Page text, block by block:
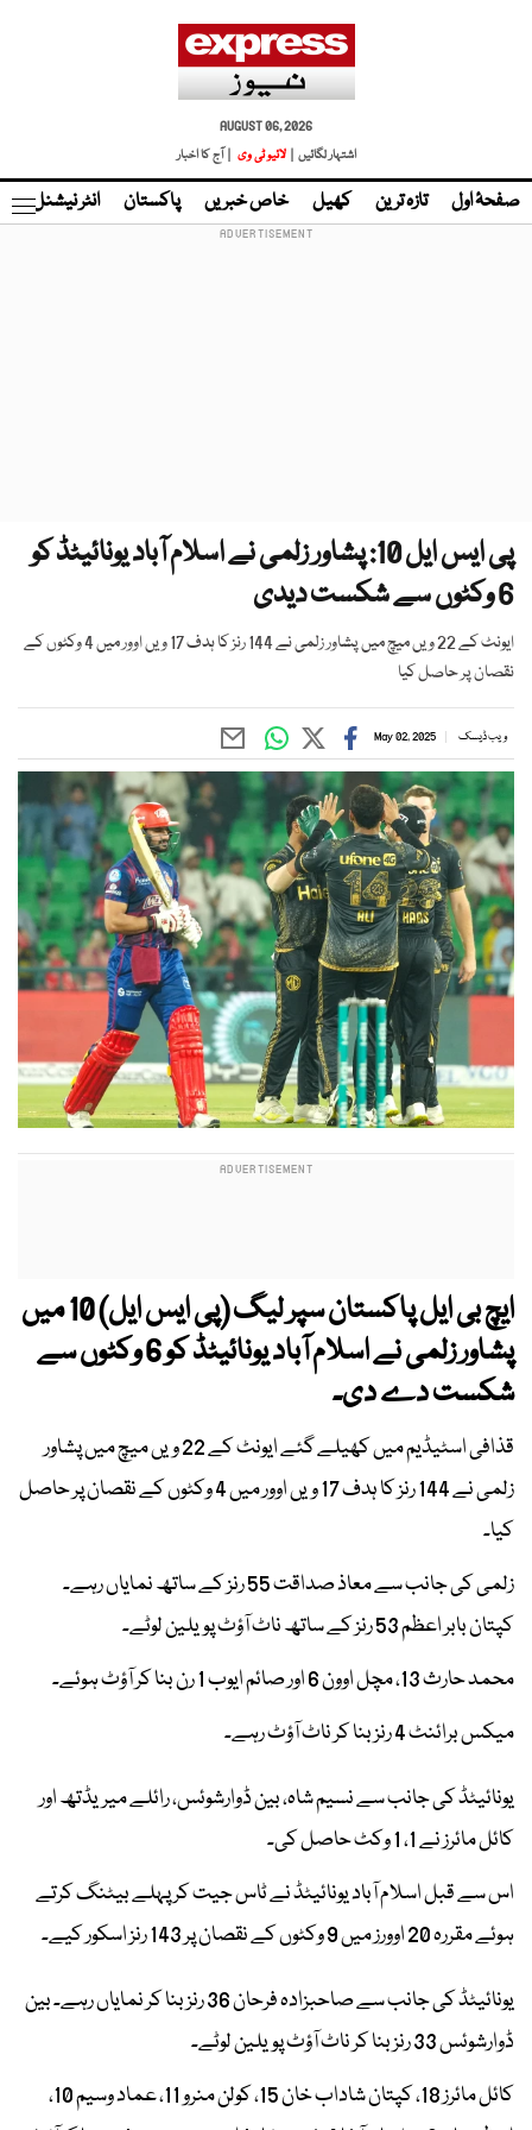
AUGUST 06, 2026
اشتہار لگائیں |
لائیو ٹی وی | آج کا اخبار
صفحۂ اول تازہ ترین کھیل خاص خبریں پاکستان انٹر نیشنل
پی ایس ایل 10: پشاور زلمی نے اسلام آباد یونائیٹڈ کو
6 وکٹوں سے شکست دیدی
ایونٹ کے 22 ویں میچ میں پشاور زلمی نے 144 رنز کا ہدف 17 ویں اوور میں 4 وکٹوں کے
نقصان پر حاصل کیا
ویب ڈیسک May 02, 2025
ایچ بی ایل پاکستان سپر لیگ (پی ایس ایل) 10 میں
پشاور زلمی نے اسلام آباد یونائیٹڈ کو 6 وکٹوں سے
شکست دے دی۔
قذافی اسٹیڈیم میں کھیلے گئے ایونٹ کے 22 ویں میچ میں پشاور
زلمی نے 144 رنز کا ہدف 17 ویں اوور میں 4 وکٹوں کے نقصان پر حاصل
کیا۔
زلمی کی جانب سے معاذ صداقت 55 رنز کے ساتھ نمایاں رہے۔
کپتان بابر اعظم 53 رنز کے ساتھ ناٹ آؤٹ پویلین لوٹے۔
محمد حارث 13، مچل اوون 6 اور صائم ایوب 1 رن بنا کر آؤٹ ہوئے۔
میکس برائنٹ 4 رنز بنا کر ناٹ آؤٹ رہے۔
یونائیٹڈ کی جانب سے نسیم شاہ، بین ڈوارشوئس، رائلے میریڈتھ اور
کائل مائرز نے 1، 1 وکٹ حاصل کی۔
اس سے قبل اسلام آباد یونائیٹڈ نے ٹاس جیت کر پہلے بیٹنگ کرتے
ہوئے مقررہ 20 اوورز میں 9 وکٹوں کے نقصان پر 143 رنز اسکور کیے۔
یونائیٹڈ کی جانب سے صاحبزادہ فرحان 36 رنز بنا کر نمایاں رہے۔ بین
ڈوارشوئس 33 رنز بنا کر ناٹ آؤٹ پویلین لوٹے۔
کائل مائرز 18، کپتان شاداب خان 15، کولن منرو 11، عماد وسیم 10،